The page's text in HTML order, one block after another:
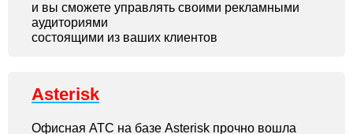
и вы сможете управлять своими рекламными
аудиториями
состоящими из ваших клиентов
Asterisk
Офисная АТС на базе Asterisk прочно вошла